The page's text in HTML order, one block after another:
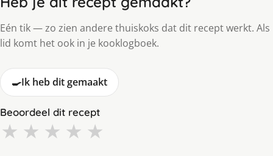
Eén tik — zo zien andere thuiskoks dat dit recept werkt. Als
lid komt het ook in je kooklogboek.
🍳Ik heb dit gemaakt
Beoordeel dit recept
★ ★ ★ ★ ★